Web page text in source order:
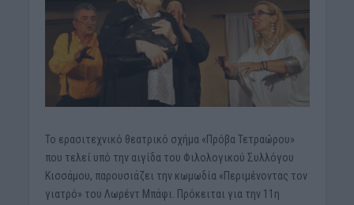
Το ερασιτεχνικό θεατρικό σχήμα «Πρόβα Τετραώρου»
που τελεί υπό την αιγίδα του Φιλολογικού Συλλόγου
Κισσάμου, παρουσιάζει την κωμωδία «Περιμένοντας τον
γιατρό» του Λωρέντ Μπάφι. Πρόκειται για την 11η